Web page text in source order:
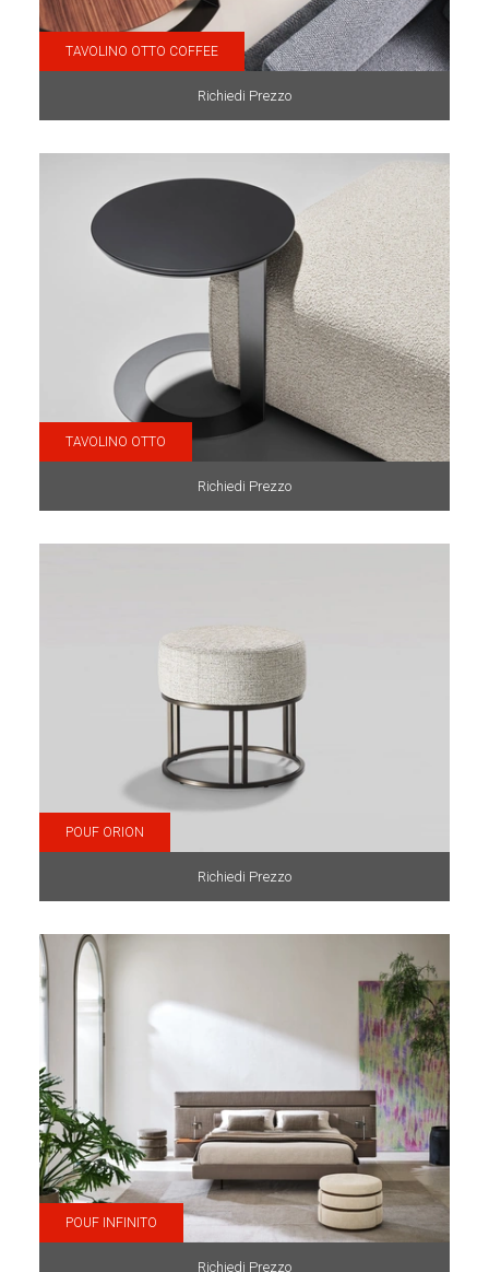
TAVOLINO OTTO COFFEE
Richiedi Prezzo
TAVOLINO OTTO
Richiedi Prezzo
POUF ORION
Richiedi Prezzo
POUF INFINITO
Richiedi Prezzo